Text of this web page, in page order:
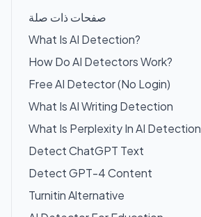
صفحات ذات صلة
What Is AI Detection?
How Do AI Detectors Work?
Free AI Detector (No Login)
What Is AI Writing Detection
What Is Perplexity In AI Detection
Detect ChatGPT Text
Detect GPT-4 Content
Turnitin Alternative